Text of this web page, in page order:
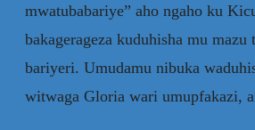
mwatubabariye” aho ngaho ku
bakagerageza kuduhisha mu mazu
bariyeri. Umudamu nibuka
witwaga Gloria wari umupfakazi,